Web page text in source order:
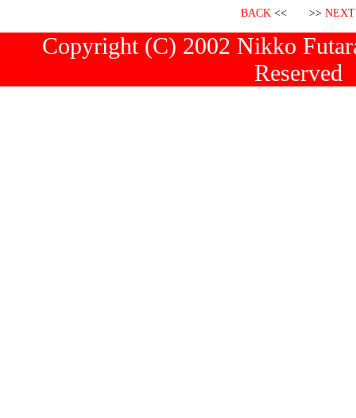
BACK << >> NEXT
Copyright (C) 2002 Nikko
Reserved